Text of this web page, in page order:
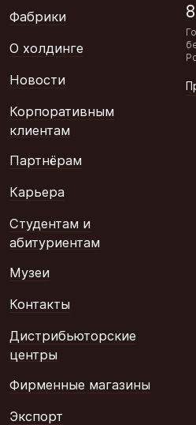
Фабрики
О холдинге
Новости
Корпоративным
клиентам
Партнёрам
Карьера
Студентам и
абитуриентам
Музеи
Контакты
Дистрибьюторские
центры
Фирменные магазины
Экспорт